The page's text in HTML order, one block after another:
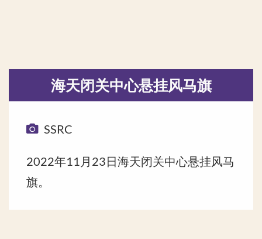
海天闭关中心悬挂风马旗
SSRC
2022年11月23日海天闭关中心悬挂风马
旗。